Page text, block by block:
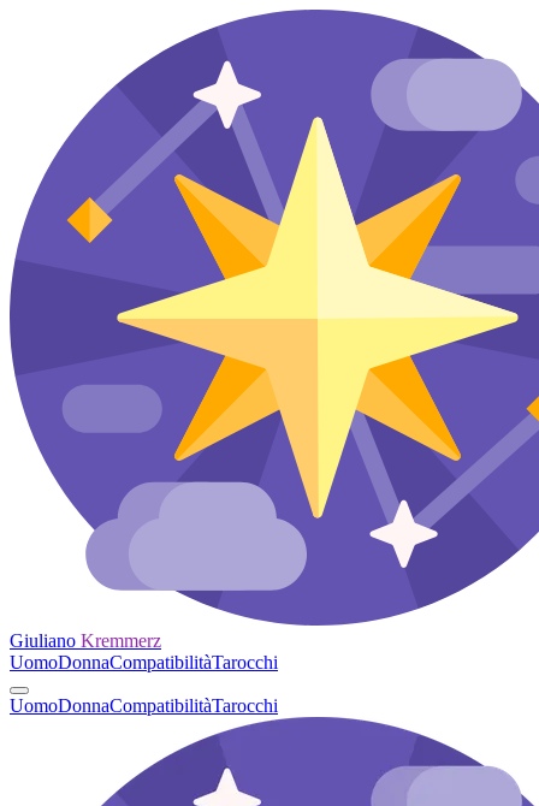
Giuliano Kremmerz
UomoDonnaCompatibilitàTarocchi
UomoDonnaCompatibilitàTarocchi